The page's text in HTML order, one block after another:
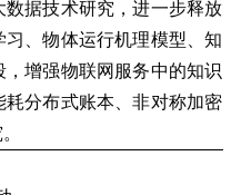
据技术研究，进一步释放物
、物体运行机理模型、知识
增强物联网服务中的知识模
分布式账本、非对称加密等